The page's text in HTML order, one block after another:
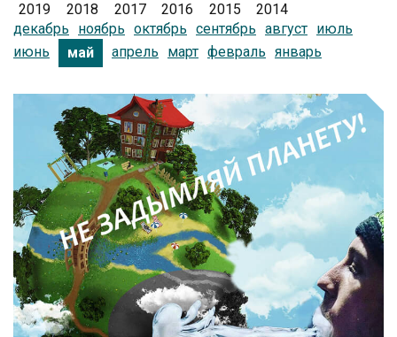
2019
2018 2017 2016 2015
2014
декабрь
ноябрь октябрь сентябрь август июль
июнь
май апрель март февраль январь